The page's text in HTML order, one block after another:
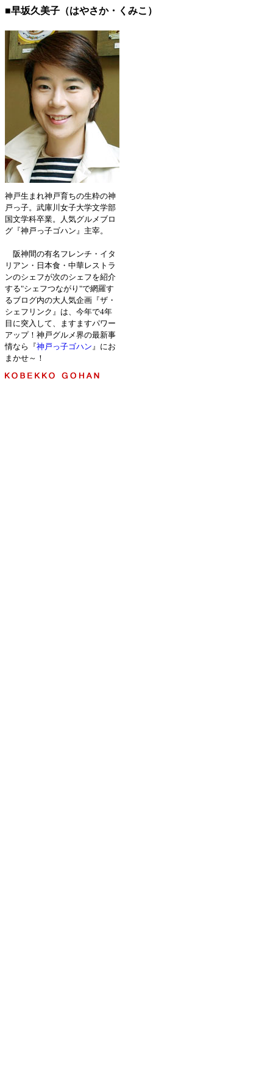
■早坂久美子（はやさか・くみこ）
神戸生まれ神戸育ちの生粋の神
戸っ子。武庫川女子大学文学部
国文学科卒業。人気グルメブロ
グ『神戸っ子ゴハン』主宰。
阪神間の有名フレンチ・イタ
リアン・日本食・中華レストラ
ンのシェフが次のシェフを紹介
する"シェフつながり"で網羅す
るブログ内の大人気企画『ザ・
シェフリンク』は、今年で4年
目に突入して、ますますパワー
アップ！神戸グルメ界の最新事
情なら『 神戸っ子ゴハン』にお
まかせ～！